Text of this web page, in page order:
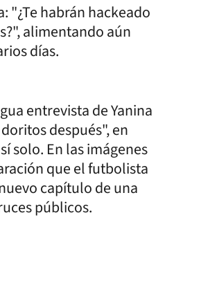
"¿Te habrán hackeado
alimentando aún
días.
entrevista de Yanina
después", en
solo. En las imágenes
que el futbolista
capítulo de una
públicos.